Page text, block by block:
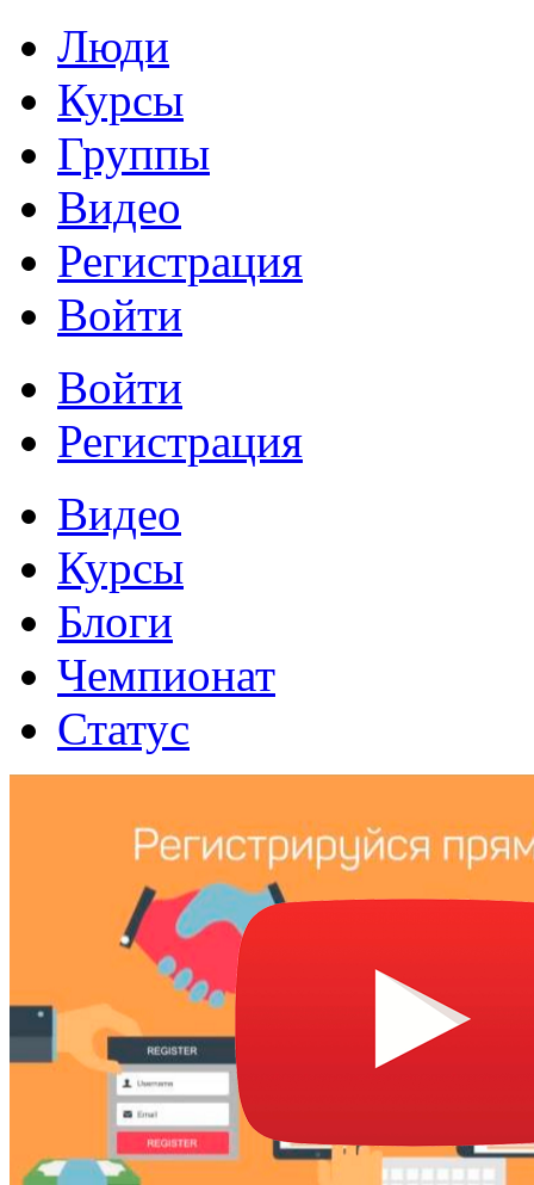
Люди
Курсы
Группы
Видео
Регистрация
Войти
Войти
Регистрация
Видео
Курсы
Блоги
Чемпионат
Статус